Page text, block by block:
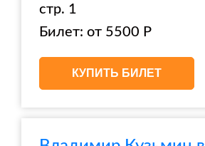
стр. 1
Билет: от 5500 Р
КУПИТЬ БИЛЕТ